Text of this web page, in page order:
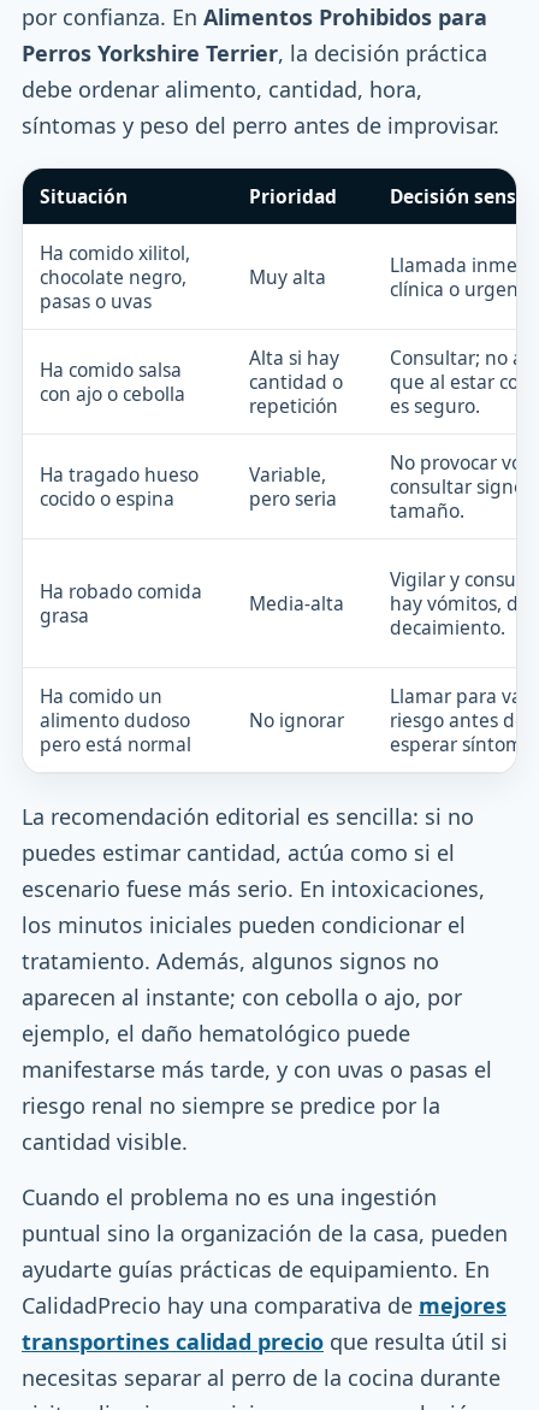
por confianza. En Alimentos Prohibidos para
Perros Yorkshire Terrier, la decisión práctica
debe ordenar alimento, cantidad, hora,
síntomas y peso del perro antes de improvisar.
Situación Prioridad Decisión
Ha comido xilitol,
chocolate negro,
pasas o uvas
Muy alta
Llamada
clínica o
Ha comido salsa
con ajo o cebolla
Alta si hay
cantidad o
repetición
Consultar; no
que al estar
es seguro.
Ha tragado hueso
cocido o espina
Variable,
pero seria
No provocar
consultar signos
tamaño.
Ha robado comida
grasa
Media-alta
Vigilar y
hay vómitos,
decaimiento.
Ha comido un
alimento dudoso
pero está normal
No ignorar
Llamar para
riesgo antes de
esperar
La recomendación editorial es sencilla: si no
puedes estimar cantidad, actúa como si el
escenario fuese más serio. En intoxicaciones,
los minutos iniciales pueden condicionar el
tratamiento. Además, algunos signos no
aparecen al instante; con cebolla o ajo, por
ejemplo, el daño hematológico puede
manifestarse más tarde, y con uvas o pasas el
riesgo renal no siempre se predice por la
cantidad visible.
Cuando el problema no es una ingestión
puntual sino la organización de la casa, pueden
ayudarte guías prácticas de equipamiento. En
CalidadPrecio hay una comparativa de mejores
transportines calidad precio que resulta útil si
necesitas separar al perro de la cocina durante